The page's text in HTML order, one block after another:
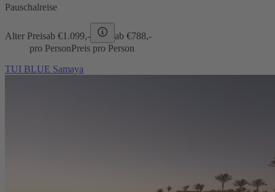
Pauschalreise
Alter Preisab €1.099,- ab €788,-
pro PersonPreis pro Person
TUI BLUE Samaya